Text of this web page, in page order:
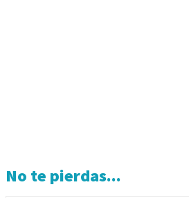
No te pierdas...